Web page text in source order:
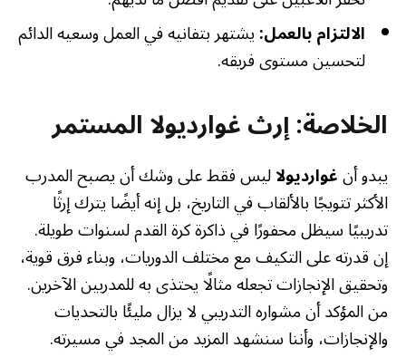
الالتزام بالعمل:يشتهر بتفانيه في العمل وسعيه الدائم
لتحسين مستوى فريقه.
الخلاصة: إرث غوارديولا المستمر
يبدو أنغوارديولاليس فقط على وشك أن يصبح المدرب
الأكثر تتويجًا بالألقاب في التاريخ، بل إنه أيضًا يترك إرثًا
تدريبيًا سيظل محفورًا في ذاكرة كرة القدم لسنوات طويلة.
إن قدرته على التكيف مع مختلف الدوريات، وبناء فرق قوية،
وتحقيق الإنجازات تجعله مثالًا يحتذى به للمدربين الآخرين.
من المؤكد أن مشواره التدريبي لا يزال مليئًا بالتحديات
والإنجازات، وأننا سنشهد المزيد من المجد في مسيرته.